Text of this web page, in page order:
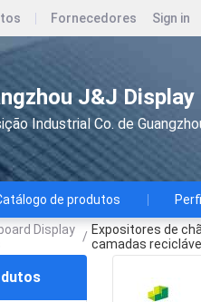
Fornecedores Sign in
J&J
Industrial Co. de
de produtos
Display / Expositores de
camadas